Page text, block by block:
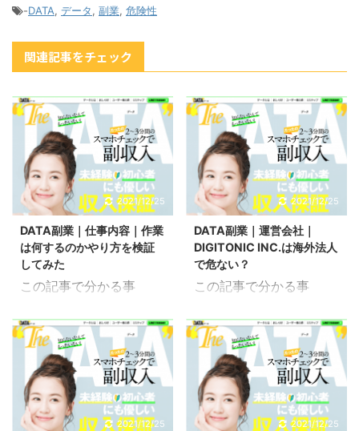
-DATA, データ, 副業, 危険性
関連記事をチェック
2021/12/25
DATA副業｜仕事内容｜作業
は何するのかやり方を検証
してみた
この記事で分かる事
DATA副業でやる事 こち
らはDATA(データ)という
副業の仕事内容とやる事
について検証してみた記
事です。 仕事内容が分か
っていればそこまで身構
2021/12/25
DATA副業｜運営会社｜
DIGITONIC INC.は海外法人
で危ない？
この記事で分かる事
外法人は危ないか こちら
はDATA(データ)という副
業の運営会社について検
証してみた記事です。 運
営会社について調査する
必要性は本来ないと言え
2021/12/25 2021/12/25